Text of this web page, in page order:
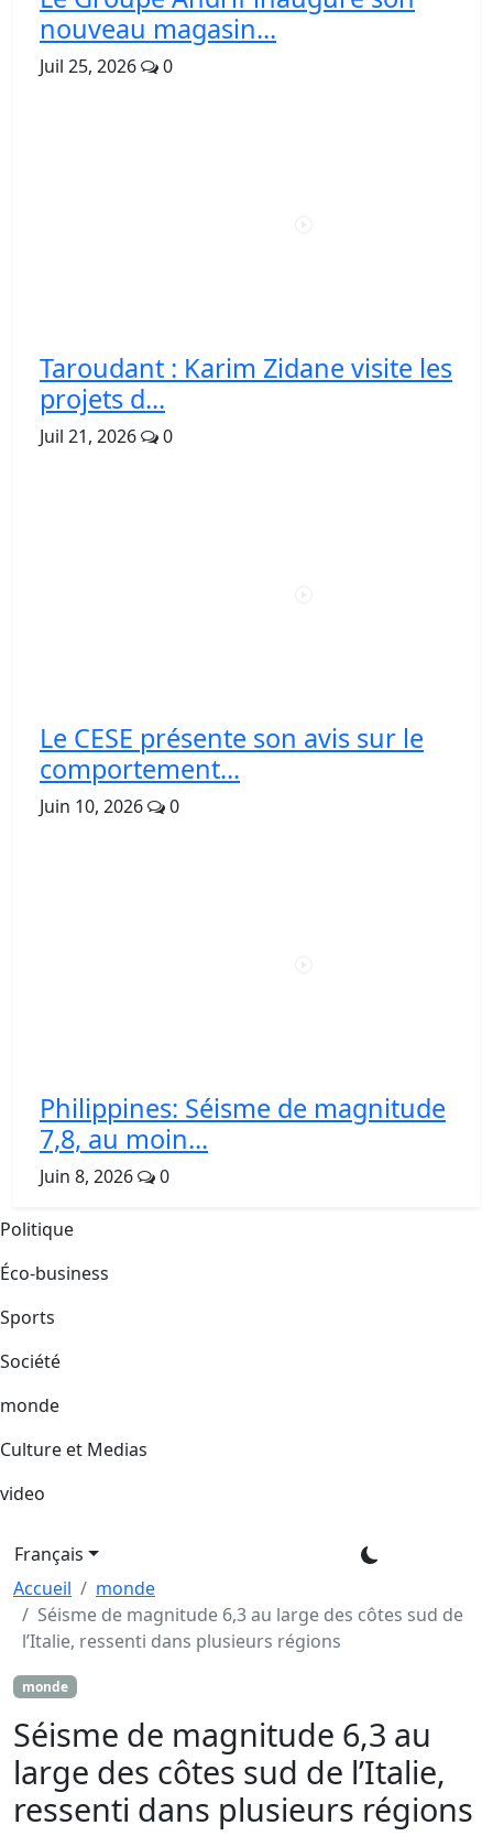
nouveau magasin...
Juil 25, 2026 0
Taroudant : Karim Zidane visite les
projets d...
Juil 21, 2026 0
Le CESE présente son avis sur le
comportement...
Juin 10, 2026 0
Philippines: Séisme de magnitude
7,8, au moin...
Juin 8, 2026 0
Politique
Éco-business
Sports
Société
monde
Culture et Medias
video
Français
Accueil
monde
Séisme de magnitude 6,3 au large des côtes sud de
l’Italie, ressenti dans plusieurs régions
monde
Séisme de magnitude 6,3 au
large des côtes sud de l’Italie,
ressenti dans plusieurs régions